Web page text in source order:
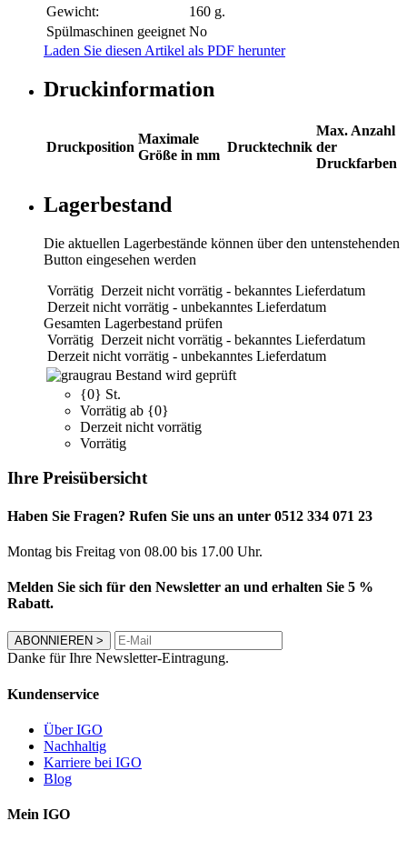
Gewicht:
160 g.
Spülmaschinen geeignet No
Laden Sie diesen Artikel als PDF herunter
Druckinformation
Druckposition
Maximale
Größe in mm
Drucktechnik
Max. Anzahl
der
Druckfarben
Lagerbestand
Die aktuellen Lagerbestände können über den untenstehenden
Button eingesehen werden
Vorrätig Derzeit nicht vorrätig - bekanntes Lieferdatum
Derzeit nicht vorrätig - unbekanntes Lieferdatum
Gesamten Lagerbestand prüfen
Vorrätig Derzeit nicht vorrätig - bekanntes Lieferdatum
Derzeit nicht vorrätig - unbekanntes Lieferdatum
grau Bestand wird geprüft
{0} St.
Vorrätig ab {0}
Derzeit nicht vorrätig
Vorrätig
Ihre Preisübersicht
Haben Sie Fragen? Rufen Sie uns an unter 0512 334 071 23
Montag bis Freitag von 08.00 bis 17.00 Uhr.
Melden Sie sich für den Newsletter an und erhalten Sie 5 %
Rabatt.
ABONNIEREN >
Danke für Ihre Newsletter-Eintragung.
Kundenservice
Über IGO
Nachhaltig
Karriere bei IGO
Blog
Mein IGO